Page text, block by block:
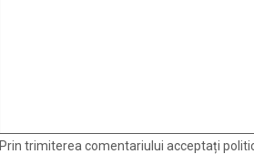
Prin trimiterea comentariului acceptați